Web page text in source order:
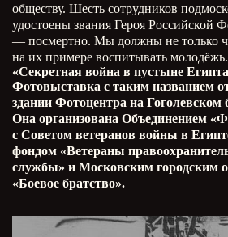
обществу. Шесть сотрудников
удостоены звания Героя Российской
— посмертно. Мы должны не только
на их примере воспитывать молодёжь.
«Секретная война в пустыне
Фотовыставка с таким названием
здании Фотоцентра на Гоголевском
Она организована Объединением
с Советом ветеранов войны в
фондом «Ветераны
службы» и Московским городским
«Боевое братство».